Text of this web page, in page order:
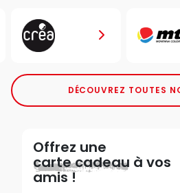
DÉCOUVREZ TOUTES
Offrez une
carte cadeau à vos
amis !